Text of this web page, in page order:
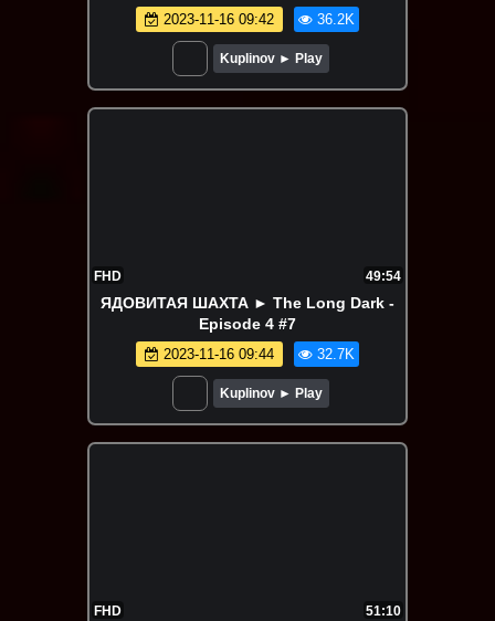
2023-11-16 09:42 36.2K
Kuplinov ► Play
FHD 49:54
ЯДОВИТАЯ ШАХТА ► The Long Dark -
Episode 4 #7
2023-11-16 09:44 32.7K
Kuplinov ► Play
FHD 51:10